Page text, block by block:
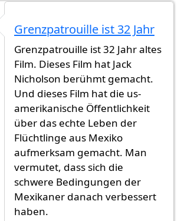
Grenzpatrouille ist 32 Jahr
Grenzpatrouille ist 32 Jahr altes
Film. Dieses Film hat Jack
Nicholson berühmt gemacht.
Und dieses Film hat die us-
amerikanische Öffentlichkeit
über das echte Leben der
Flüchtlinge aus Mexiko
aufmerksam gemacht. Man
vermutet, dass sich die
schwere Bedingungen der
Mexikaner danach verbessert
haben.